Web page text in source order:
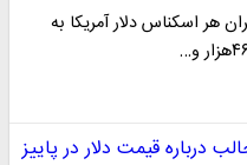
هر اسکناس دلار آمریکا به